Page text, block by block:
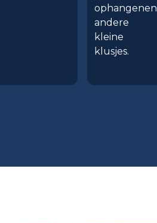
ophangenen
andere
kleine
klusjes.